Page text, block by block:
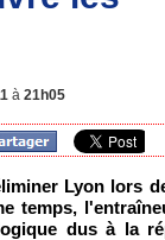
à 21h05
Lyon lors
temps,
dus à la